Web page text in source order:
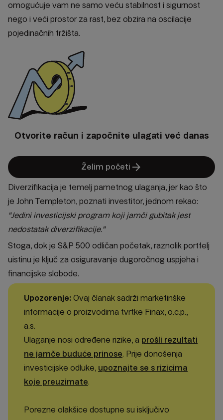
omogućuje vam ne samo veću stabilnost i sigurnost
nego i veći prostor za rast, bez obzira na oscilacije
pojedinačnih tržišta.
Otvorite račun i započnite ulagati već danas
Želim početi arrow_forward
Diverzifikacija je temelj pametnog ulaganja, jer kao što
je John Templeton, poznati investitor, jednom rekao:
"Jedini investicijski program koji jamči gubitak jest
nedostatak diverzifikacije."
Stoga, dok je S&P 500 odličan početak, raznolik portfelj
uistinu je ključ za osiguravanje dugoročnog uspjeha i
financijske slobode.
Upozorenje: Ovaj članak sadrži marketinške
informacije o proizvodima tvrtke Finax, o.c.p.,
a.s.
Ulaganje nosi određene rizike, a prošli rezultati
ne jamče buduće prinose. Prije donošenja
investicijske odluke, upoznajte se s rizicima
koje preuzimate.
Porezne olakšice dostupne su isključivo